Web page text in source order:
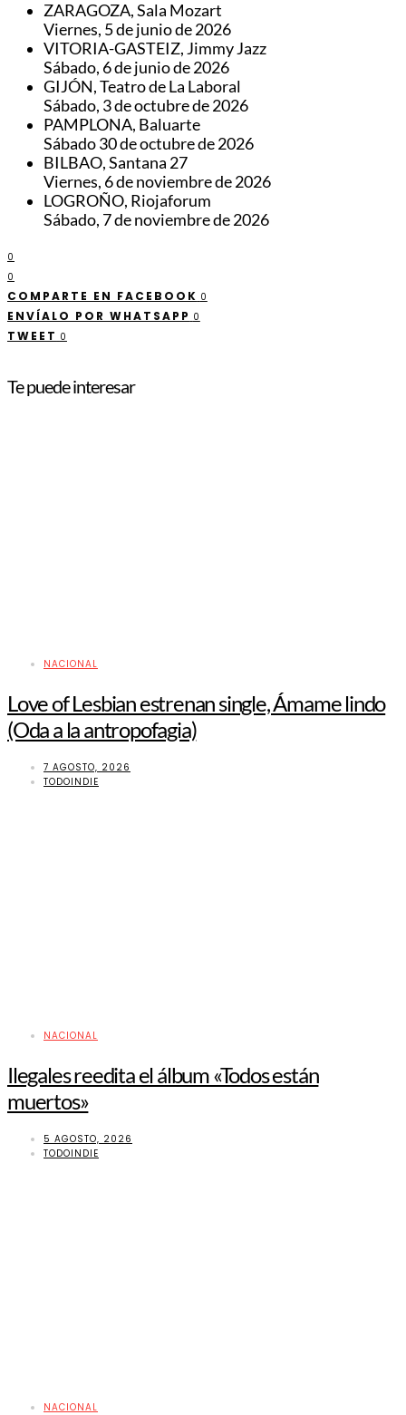
ZARAGOZA, Sala Mozart
Viernes, 5 de junio de 2026
VITORIA-GASTEIZ, Jimmy Jazz
Sábado, 6 de junio de 2026
GIJÓN, Teatro de La Laboral
Sábado, 3 de octubre de 2026
PAMPLONA, Baluarte
Sábado 30 de octubre de 2026
BILBAO, Santana 27
Viernes, 6 de noviembre de 2026
LOGROÑO, Riojaforum
Sábado, 7 de noviembre de 2026
0
0
COMPARTE EN FACEBOOK 0
ENVÍALO POR WHATSAPP 0
TWEET 0
Te puede interesar
NACIONAL
Love of Lesbian estrenan single, Ámame lindo
(Oda a la antropofagia)
7 AGOSTO, 2026
TODOINDIE
NACIONAL
Ilegales reedita el álbum «Todos están
muertos»
5 AGOSTO, 2026
TODOINDIE
NACIONAL